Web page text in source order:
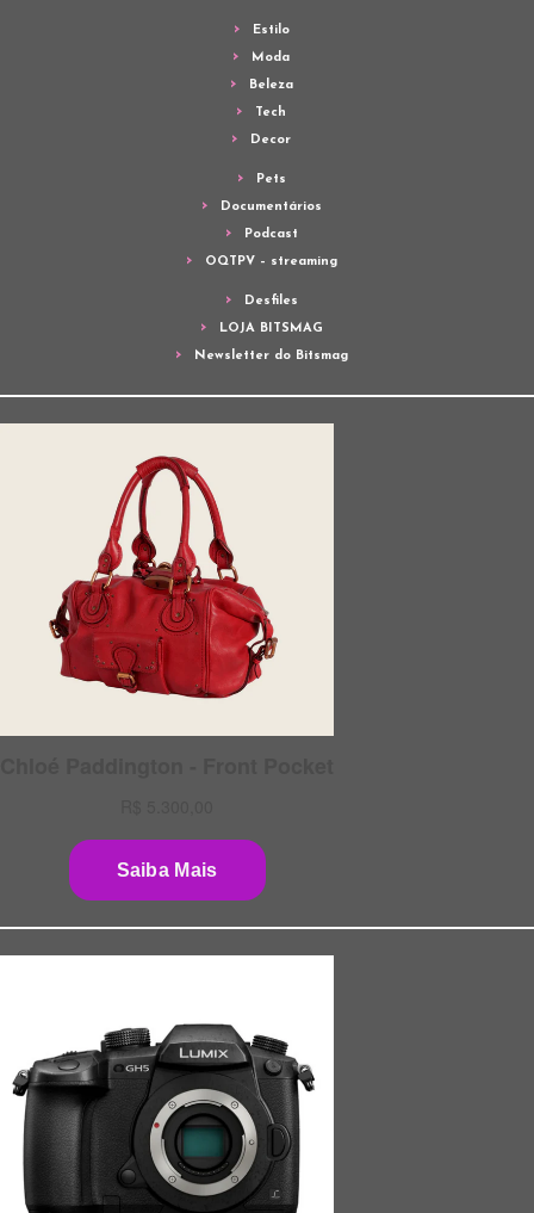
Estilo
Moda
Beleza
Tech
Decor
Pets
Documentários
Podcast
OQTPV – streaming
Desfiles
LOJA BITSMAG
Newsletter do Bitsmag